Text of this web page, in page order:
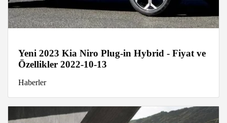
Yeni 2023 Kia Niro Plug-in Hybrid - Fiyat ve
Özellikler 2022-10-13
Haberler